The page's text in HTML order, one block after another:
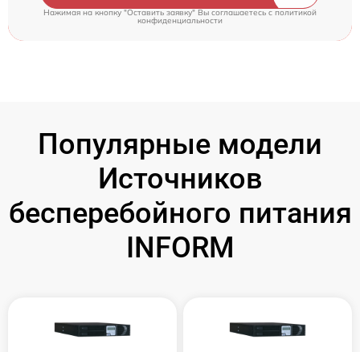
Нажимая на кнопку "Оставить заявку" Вы соглашаетесь cполитикой
конфиденциальности
Популярные модели
Источников
бесперебойного питания
INFORM